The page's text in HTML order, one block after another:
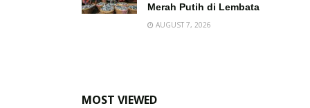
Merah Putih di Lembata
AUGUST 7, 2026
MOST VIEWED